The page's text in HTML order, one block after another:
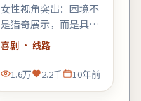
女性视角突出：困境不
是猎奇展示，而是具体
而微的生存策略；结尾
不落俗套，余味偏冷。
喜剧 · 线路
1.6万 2.2千 10年前